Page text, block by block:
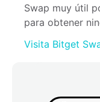
Swap muy útil
para obtener
Visita Bitget